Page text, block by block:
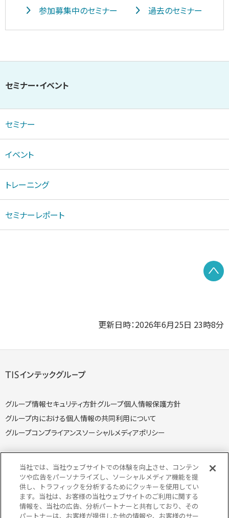
参加募集中のセミナー 過去のセミナー
セミナー・イベント
セミナー
イベント
トレーニング
セミナーレポート
更新日時：2026年6月25日 23時8分
グループ情報セキュリティ方針グループ個人情報保護方針
グループ内における個人情報の共同利用について
グループコンプライアンスソーシャルメディアポリシー
個人情報保護方針個人情報の取り扱いについて
クッキー（Cookie）ポリシー情報セキュリティ方針
当社では、当社ウェブサイトでの体験を向上させ、コンテン
ツや広告をパーソナライズし、ソーシャルメディア機能を提
供し、トラフィックを分析するためにクッキーを使用してい
ます。当社は、お客様の当社ウェブサイトのご利用に関する
情報を、当社の広告、分析パートナーと共有しており、その
パートナーは、お客様が提供した他の情報や、お客様のサー